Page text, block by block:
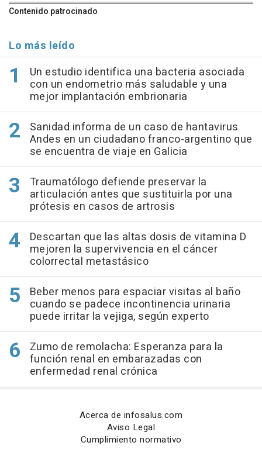
Contenido patrocinado
Lo más leído
Un estudio identifica una bacteria asociada
con un endometrio más saludable y una
mejor implantación embrionaria
Sanidad informa de un caso de hantavirus
Andes en un ciudadano franco-argentino que
se encuentra de viaje en Galicia
Traumatólogo defiende preservar la
articulación antes que sustituirla por una
prótesis en casos de artrosis
Descartan que las altas dosis de vitamina D
mejoren la supervivencia en el cáncer
colorrectal metastásico
Beber menos para espaciar visitas al baño
cuando se padece incontinencia urinaria
puede irritar la vejiga, según experto
Zumo de remolacha: Esperanza para la
función renal en embarazadas con
enfermedad renal crónica
Acerca de infosalus.com
Aviso Legal
Cumplimiento normativo